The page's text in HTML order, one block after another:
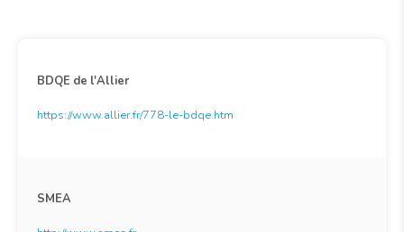
BDQE de l'Allier
https://www.allier.fr/778-le-bdqe.htm
SMEA